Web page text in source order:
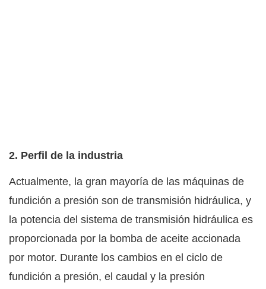
2. Perfil de la industria
Actualmente, la gran mayoría de las máquinas de
fundición a presión son de transmisión hidráulica, y
la potencia del sistema de transmisión hidráulica es
proporcionada por la bomba de aceite accionada
por motor. Durante los cambios en el ciclo de
fundición a presión, el caudal y la presión